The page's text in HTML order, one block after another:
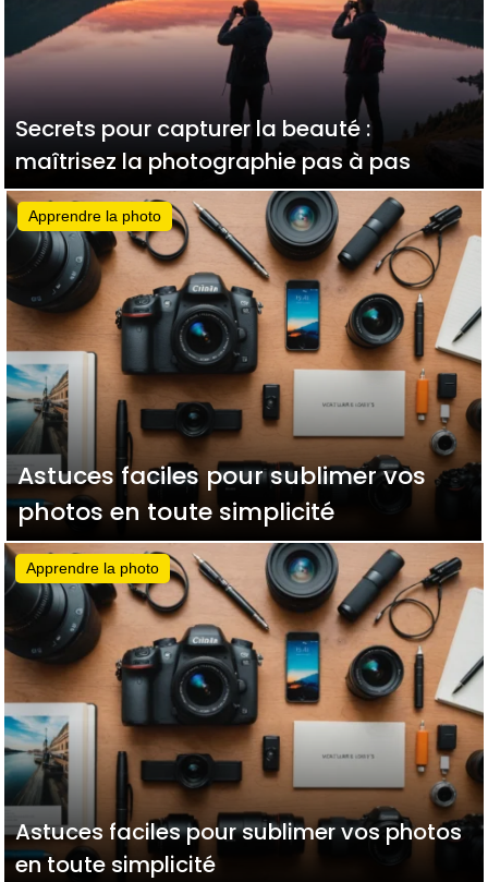
Secrets pour capturer la beauté :
maîtrisez la photographie pas à pas
Astuces faciles pour sublimer vos
photos en toute simplicité
Apprendre la photo
Astuces faciles pour sublimer vos photos
en toute simplicité
Apprendre la photo